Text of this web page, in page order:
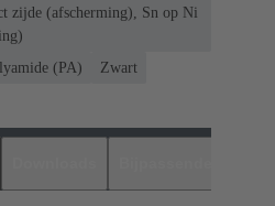
zijde (afscherming), Sn op Ni
(PA) Zwart